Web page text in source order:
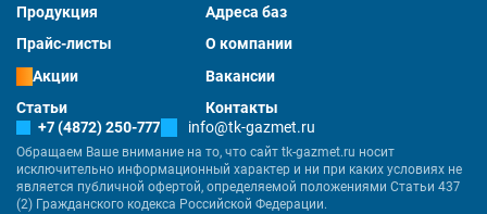
Продукция
Адреса баз
Прайс-листы
О компании
Акции
Вакансии
Статьи
Контакты
+7 (4872) 250-777
info@tk-gazmet.ru
Обращаем Ваше внимание на то, что сайт tk-gazmet.ru носит
исключительно информационный характер и ни при каких условиях не
является публичной офертой, определяемой положениями Статьи 437
(2) Гражданского кодекса Российской Федерации.